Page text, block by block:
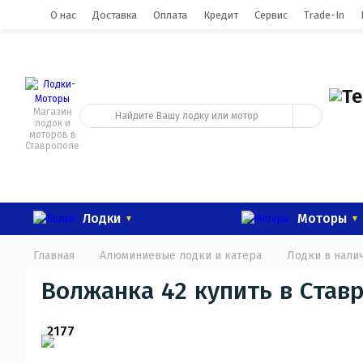
О нас Доставка Оплата Кредит Сервис Trade-In
Магазин
лодок и
моторов в
Ставрополе
Лодки Моторы
Главная Алюминиевые лодки и катера Лодки в
Волжанка 42 купить в
2177